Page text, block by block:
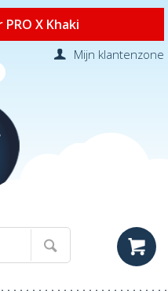
PRO X Khaki
Mijn klantenzone